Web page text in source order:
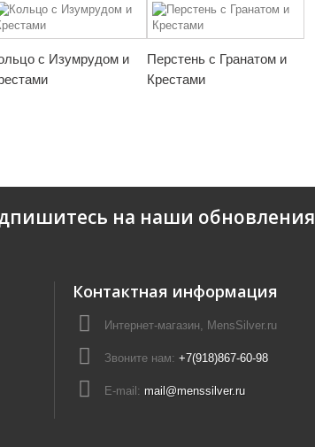
с Изумрудом и
Перстень с Гранатом и
Крестами
на наши обновления
Контактная информация
Интернет-магазин, MensSilver.ru
Звоните нам: +7(918)867-60-98
E-mail: mail@menssilver.ru